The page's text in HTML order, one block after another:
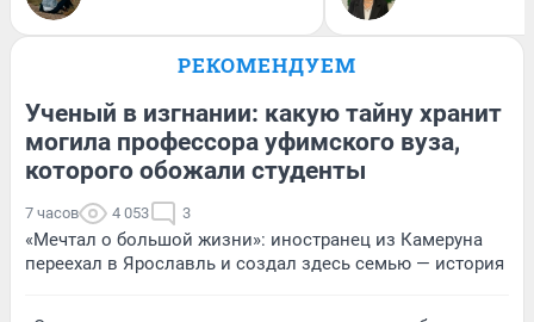
РЕКОМЕНДУЕМ
Ученый в изгнании: какую тайну хранит
могила профессора уфимского вуза,
которого обожали студенты
7 часов 4 053 3
«Мечтал о большой жизни»: иностранец из Камеруна
переехал в Ярославль и создал здесь семью — история